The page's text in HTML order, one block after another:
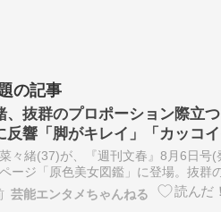
の記事
、抜群のプロポーション際立
反響「脚がキレイ」「カッコ
図鑑』に登場
々緒(37)が、『週刊文春』8月6日号(
ージ「原色美女図鑑」に登場。抜群
露し、反響を呼んでいる。 続きを
デル 芸能
芸能エンタメちゃんねる